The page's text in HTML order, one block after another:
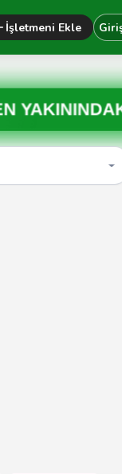
İşletmeni Ekle